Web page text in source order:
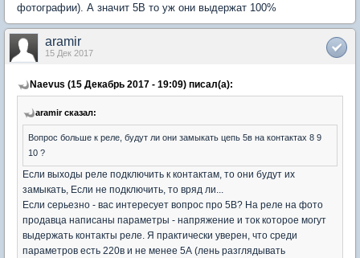
фотографии). А значит 5В то уж они выдержат 100%
aramir
15 Дек 2017
Naevus (15 Декабрь 2017 - 19:09) писал(а):
aramir сказал:
Вопрос больше к реле, будут ли они замыкать цепь 5в на контактах 8 9
10 ?
Если выходы реле подключить к контактам, то они будут их
замыкать, Если не подключить, то вряд ли...
Если серьезно - вас интересует вопрос про 5В? На реле на фото
продавца написаны параметры - напряжение и ток которое могут
выдержать контакты реле. Я практически уверен, что среди
параметров есть 220в и не менее 5А (лень разглядывать